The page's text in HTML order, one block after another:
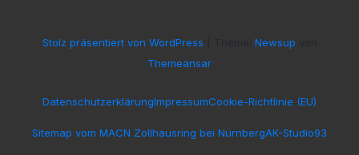
Stolz präsentiert von WordPress Newsup
Themeansar
DatenschutzerklärungImpressumCookie-Richtlinie (EU)
Sitemap vom MACN Zollhausring bei NürnbergAK-Studio93